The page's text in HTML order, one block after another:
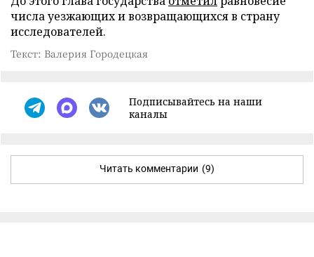
числа уезжающих и возвращающихся в страну
исследователей.
Текст: Валерия Городецкая
Подписывайтесь на наши
каналы
Читать комментарии (9)